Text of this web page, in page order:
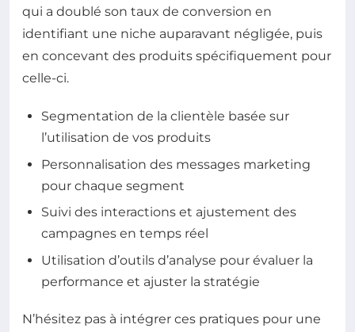
qui a doublé son taux de conversion en
identifiant une niche auparavant négligée, puis
en concevant des produits spécifiquement pour
celle-ci.
Segmentation de la clientèle basée sur
l’utilisation de vos produits
Personnalisation des messages marketing
pour chaque segment
Suivi des interactions et ajustement des
campagnes en temps réel
Utilisation d’outils d’analyse pour évaluer la
performance et ajuster la stratégie
N’hésitez pas à intégrer ces pratiques pour une